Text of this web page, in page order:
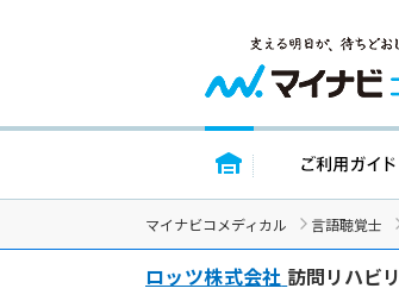
トップページ
マイナビコメディカル 言語聴覚士
ロッツ株式会社 訪問リハビ